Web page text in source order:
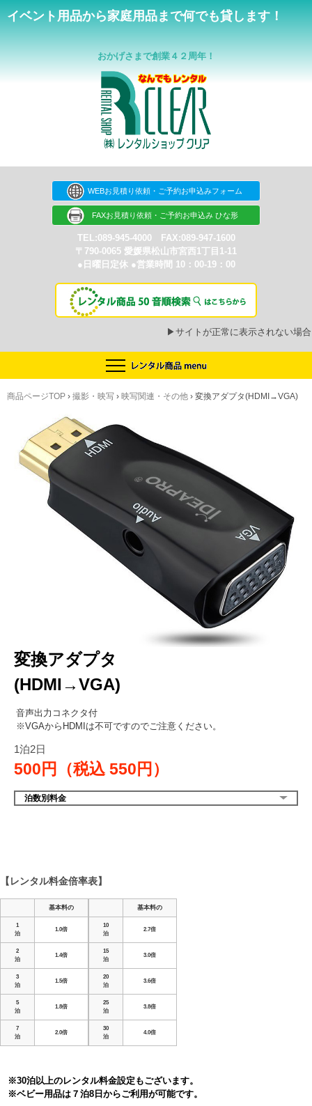
イベント用品から家庭用品まで何でも貸します！
おかげさまで創業４２周年！
WEBお見積り依頼・ご予約お申込みフォーム
FAXお見積り依頼・ご予約お申込み ひな形
TEL:089-945-4000 FAX:089-947-1600
〒790-0065 愛媛県松山市宮西1丁目1-11
●日曜日定休 ●営業時間 10：00-19：00
▶サイトが正常に表示されない場合
商品ページTOP › 撮影・映写 › 映写関連・その他 › 変換アダプタ(HDMI→VGA)
変換アダプタ
(HDMI→VGA)
音声出力コネクタ付
※VGAからHDMIは不可ですのでご注意ください。
1泊2日
500円（税込 550円）
泊数別料金
【レンタル料金倍率表】
基本料の
1
泊
1.0倍
2
泊
1.4倍
3
泊
1.5倍
5
泊
1.8倍
7
泊
2.0倍
基本料の
10
泊
2.7倍
15
泊
3.0倍
20
泊
3.6倍
25
泊
3.8倍
30
泊
4.0倍
※30泊以上のレンタル料金設定もございます。
※ベビー用品は７泊8日からご利用が可能です。